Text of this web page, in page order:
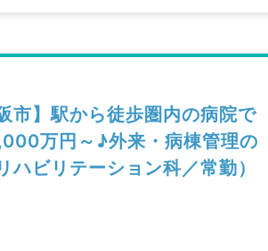
市】駅から徒歩圏内の病院で
万円～♪外来・病棟管理の
ハビリテーション科／常勤）